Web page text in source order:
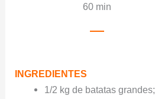
60 min
INGREDIENTES
1/2 kg de batatas grandes;